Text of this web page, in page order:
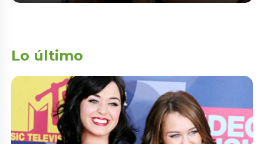
Lo último